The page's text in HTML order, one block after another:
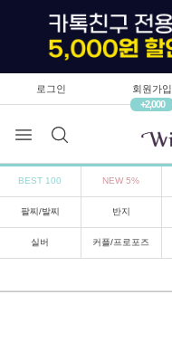
로그인 회원가입
+2,000
BEST 100 NEW 5%
팔찌/발찌 반지
실버 커플/프로포즈